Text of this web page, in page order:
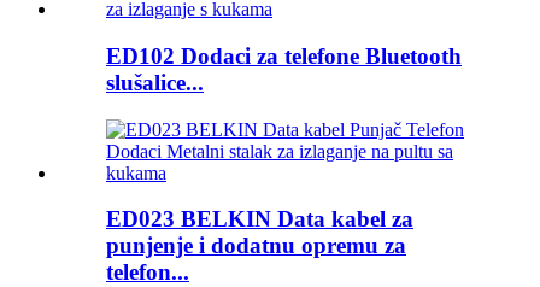
ED102 Dodaci za telefone Bluetooth
slušalice...
ED023 BELKIN Data kabel za
punjenje i dodatnu opremu za
telefon...